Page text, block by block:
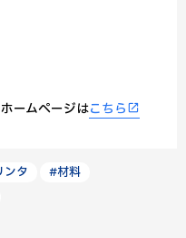
ームページはこちら
タ
#材料